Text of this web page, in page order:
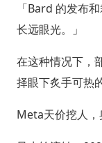
「Bard 的发布
长远眼光。」
在这种情况下，
择眼下炙手可热
Meta天价挖人